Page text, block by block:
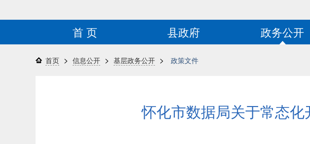
首 页 县政府 政务公开
首页 > 信息公开 > 基层政务公开 > 政策文件
怀化市数据局关于常态化